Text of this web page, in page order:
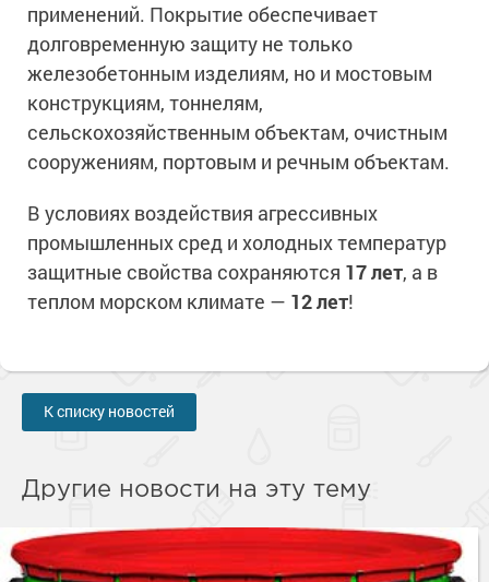
применений. Покрытие обеспечивает
долговременную защиту не только
железобетонным изделиям, но и мостовым
конструкциям, тоннелям,
сельскохозяйственным объектам, очистным
сооружениям, портовым и речным объектам.
В условиях воздействия агрессивных
промышленных сред и холодных температур
защитные свойства сохраняются 17 лет, а в
теплом морском климате — 12 лет!
К списку новостей
Другие новости на эту тему